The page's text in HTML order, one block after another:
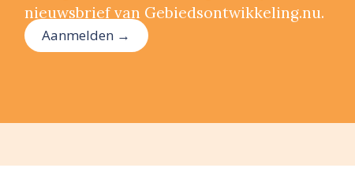
nieuwsbrief van Gebiedsontwikkeling.nu.
Aanmelden →